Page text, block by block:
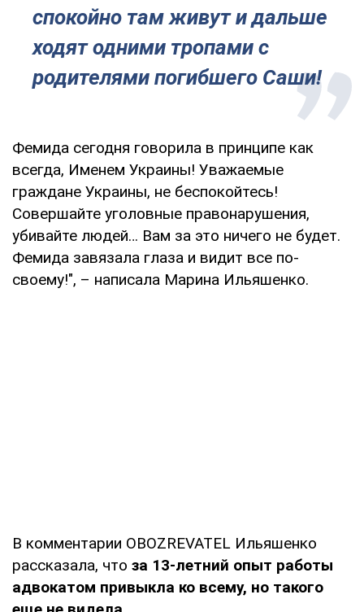
спокойно там живут и дальше
ходят одними тропами с
родителями погибшего Саши!
Фемида сегодня говорила в принципе как
всегда, Именем Украины! Уважаемые
граждане Украины, не беспокойтесь!
Совершайте уголовные правонарушения,
убивайте людей… Вам за это ничего не будет.
Фемида завязала глаза и видит все по-
своему!", – написала Марина Ильяшенко.
В комментарии OBOZREVATEL Ильяшенко
рассказала, что за 13-летний опыт работы
адвокатом привыкла ко всему, но такого